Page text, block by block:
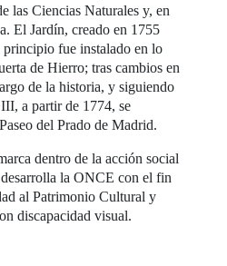
las Ciencias Naturales y, en
El Jardín, creado en 1755
fue instalado en lo
de Hierro; tras cambios en
de la historia, y siguiendo
a partir de 1774, se
del Prado de Madrid.
dentro de la acción social
la ONCE con el fin
al Patrimonio Cultural y
discapacidad visual.